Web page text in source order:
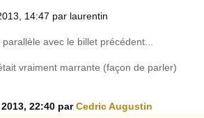
14:47 par laurentin
avec le billet précédent...
vraiment marrante (façon de parler)
22:40 parCedric Augustin